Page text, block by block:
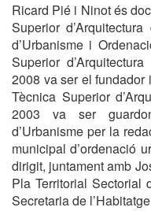
Ricard Pié i Ninot és
Superior
d’Urbanisme i
Superior
2008 va ser el
Tècnica Superior
2003 va ser
d’Urbanisme per la
municipal d’ordenació
dirigit, juntament amb
Pla Territorial Sectorial
Secretaria de